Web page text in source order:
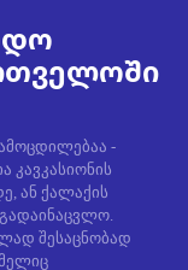
-
კავკასიონის
ან ქალაქის
შესაცნობად